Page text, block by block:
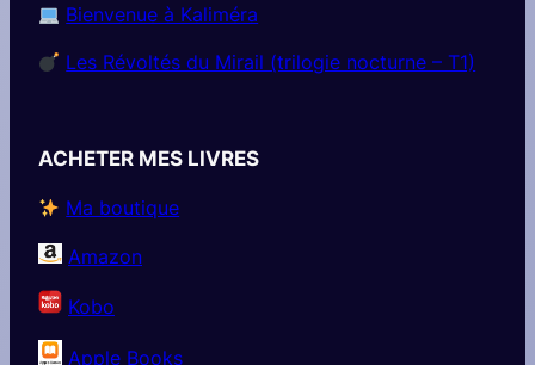
Bienvenue à Kaliméra
Les Révoltés du Mirail (trilogie nocturne – T1)
ACHETER MES LIVRES
Ma boutique
Amazon
Kobo
Apple Books